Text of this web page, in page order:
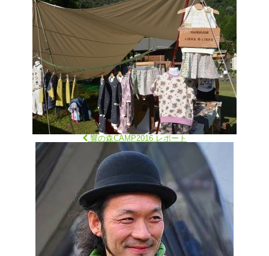
響の森CAMP2016 レポート